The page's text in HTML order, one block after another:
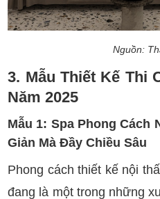
Nguồn:
3. Mẫu Thiết Kế Thi
Năm 2025
Mẫu 1: Spa Phong Cách
Giản Mà Đầy Chiều Sâu
Phong cách thiết kế nội
đang là một trong những